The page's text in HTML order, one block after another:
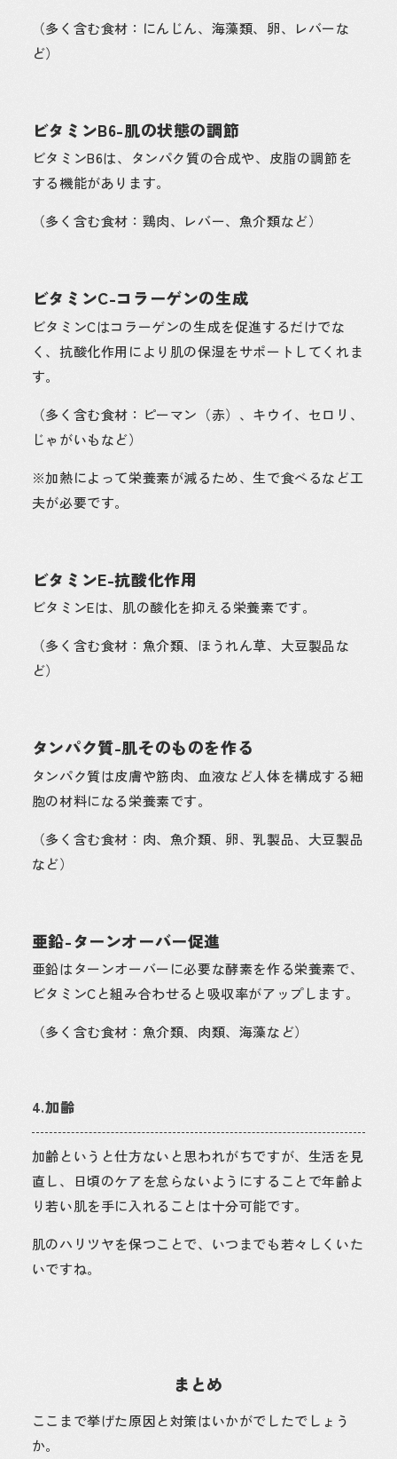
（多く含む食材：にんじん、海藻類、卵、レバーな
ど）
ビタミンB6-肌の状態の調節
ビタミンB6は、タンパク質の合成や、皮脂の調節を
する機能があります。
（多く含む食材：鶏肉、レバー、魚介類など）
ビタミンC-コラーゲンの生成
ビタミンCはコラーゲンの生成を促進するだけでな
く、抗酸化作用により肌の保湿をサポートしてくれま
す。
（多く含む食材：ピーマン（赤）、キウイ、セロリ、
じゃがいもなど）
※加熱によって栄養素が減るため、生で食べるなど工
夫が必要です。
ビタミンE-抗酸化作用
ビタミンEは、肌の酸化を抑える栄養素です。
（多く含む食材：魚介類、ほうれん草、大豆製品な
ど）
タンパク質-肌そのものを作る
タンパク質は皮膚や筋肉、血液など人体を構成する細
胞の材料になる栄養素です。
（多く含む食材：肉、魚介類、卵、乳製品、大豆製品
など）
亜鉛-ターンオーバー促進
亜鉛はターンオーバーに必要な酵素を作る栄養素で、
ビタミンCと組み合わせると吸収率がアップします。
（多く含む食材：魚介類、肉類、海藻など）
4.加齢
加齢というと仕方ないと思われがちですが、生活を見
直し、日頃のケアを怠らないようにすることで年齢よ
り若い肌を手に入れることは十分可能です。
肌のハリツヤを保つことで、いつまでも若々しくいた
いですね。
まとめ
ここまで挙げた原因と対策はいかがでしたでしょう
か。